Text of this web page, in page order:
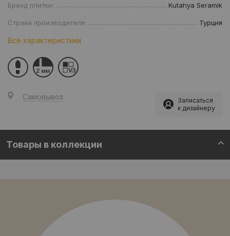
Бренд плитки: Kutahya Seramik
Страна производителя: Турция
Все характеристики
Самовывоз
Записаться
к дизайнеру
Товары в коллекции